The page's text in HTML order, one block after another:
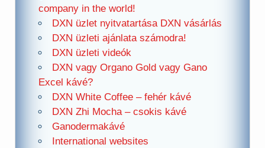
company in the world!
DXN üzlet nyitvatartása DXN vásárlás
DXN üzleti ajánlata számodra!
DXN üzleti videók
DXN vagy Organo Gold vagy Gano
Excel kávé?
DXN White Coffee – fehér kávé
DXN Zhi Mocha – csokis kávé
Ganodermakávé
International websites